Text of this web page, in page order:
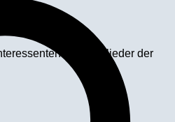
und Mitglieder der